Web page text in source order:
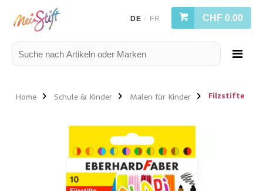
DE / FR CHF 0.00
Home Schule & Kinder Malen für Kinder Filzstifte